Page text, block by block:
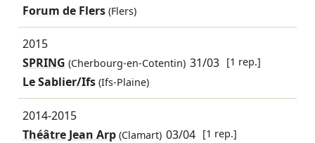
Forum de Flers (Flers)
2015
SPRING (Cherbourg-en-Cotentin) 31/03 [1 rep.]
Le Sablier/Ifs (Ifs-Plaine)
2014-2015
Théâtre Jean Arp(Clamart) 03/04 [1 rep.]